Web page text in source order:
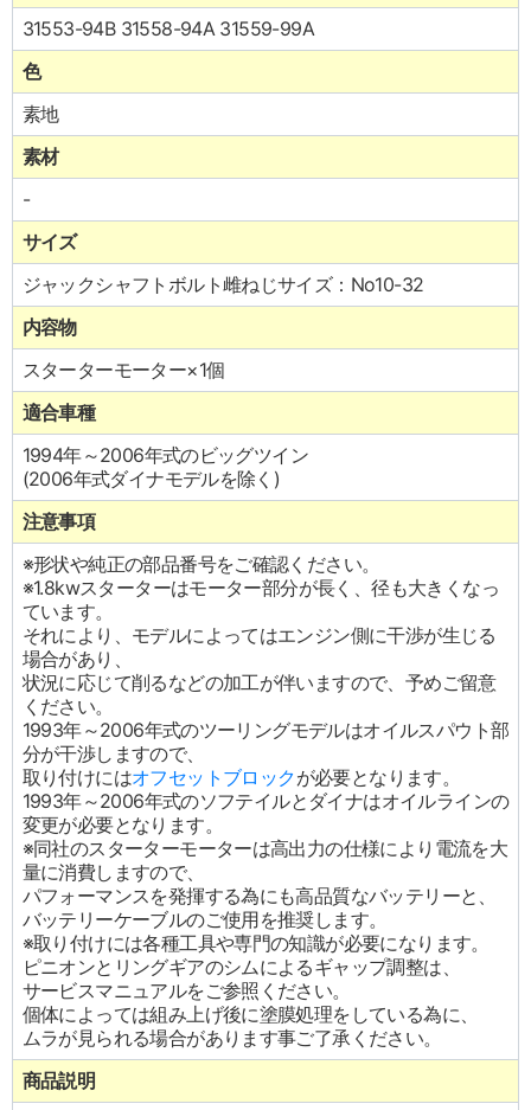
31553-94B 31558-94A 31559-99A
色
素地
素材
-
サイズ
ジャックシャフトボルト雌ねじサイズ：No10-32
内容物
スターターモーター×1個
適合車種
1994年～2006年式のビッグツイン
(2006年式ダイナモデルを除く)
注意事項
※形状や純正の部品番号をご確認ください。
※1.8kwスターターはモーター部分が長く、径も大きくなっ
ています。
それにより、モデルによってはエンジン側に干渉が生じる
場合があり、
状況に応じて削るなどの加工が伴いますので、予めご留意
ください。
1993年～2006年式のツーリングモデルはオイルスパウト部
分が干渉しますので、
取り付けにはオフセットブロックが必要となります。
1993年～2006年式のソフテイルとダイナはオイルラインの
変更が必要となります。
※同社のスターターモーターは高出力の仕様により電流を大
量に消費しますので、
パフォーマンスを発揮する為にも高品質なバッテリーと、
バッテリーケーブルのご使用を推奨します。
※取り付けには各種工具や専門の知識が必要になります。
ピニオンとリングギアのシムによるギャップ調整は、
サービスマニュアルをご参照ください。
個体によっては組み上げ後に塗膜処理をしている為に、
ムラが見られる場合があります事ご了承ください。
商品説明